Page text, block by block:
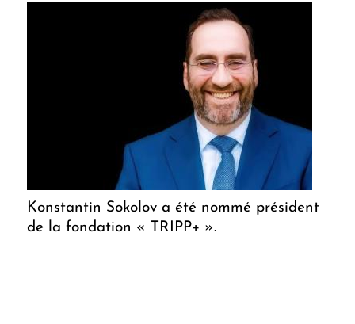
Konstantin Sokolov a été nommé président
de la fondation « TRIPP+ ».